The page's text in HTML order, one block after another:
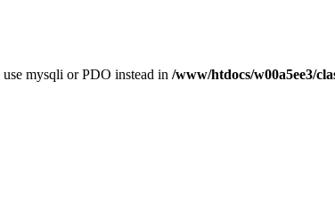
mysqli or PDO instead in /www/htdocs/w00a5ee3/